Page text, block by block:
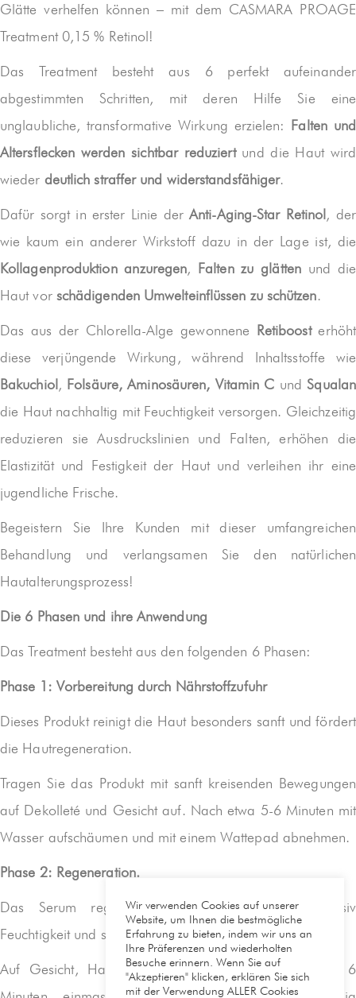
Glätte verhelfen können – mit dem CASMARA PROAGE
Treatment 0,15 % Retinol!
Das Treatment besteht aus 6 perfekt aufeinander
abgestimmten Schritten, mit deren Hilfe Sie eine
unglaubliche, transformative Wirkung erzielen: Falten und
Altersflecken werden sichtbar reduziertund die Haut wird
wieder deutlich straffer und widerstandsfähiger.
Dafür sorgt in erster Linie derAnti-Aging-Star Retinol, der
wie kaum ein anderer Wirkstoff dazu in der Lage ist, die
Kollagenproduktion anzuregen, Falten zu glättenund die
Haut vor schädigenden Umwelteinflüssen zu schützen.
Das aus der Chlorella-Alge gewonnene Retiboosterhöht
diese verjüngende Wirkung, während Inhaltsstoffe wie
Bakuchiol, Folsäure, Aminosäuren, Vitamin C und Squalan
die Haut nachhaltig mit Feuchtigkeit versorgen. Gleichzeitig
reduzieren sie Ausdruckslinien und Falten, erhöhen die
Elastizität und Festigkeit der Haut und verleihen ihr eine
jugendliche Frische.
Begeistern Sie Ihre Kunden mit dieser umfangreichen
Behandlung und verlangsamen Sie den natürlichen
Hautalterungsprozess!
Die 6 Phasen und ihre Anwendung
Das Treatment besteht aus den folgenden 6 Phasen:
Phase 1: Vorbereitung durch Nährstoffzufuhr
Dieses Produkt reinigt die Haut besonders sanft und fördert
die Hautregeneration.
Tragen Sie das Produkt mit sanft kreisenden Bewegungen
auf Dekolleté und Gesicht auf. Nach etwa 5-6 Minuten mit
Wasser aufschäumen und mit einem Wattepad abnehmen.
Phase 2: Regeneration.
Das Serum regeneriert die Haut, spendet intensiv
Feuchtigkeit und steigert ihre Elastizität.
Auf Gesicht, Hals und Dekolleté auftragen und ca. 6
Wir verwenden Cookies auf unserer
Website, um Ihnen die bestmögliche
Erfahrung zu bieten, indem wir uns an
Ihre Präferenzen und wiederholten
Besuche erinnern. Wenn Sie auf
"Akzeptieren" klicken, erklären Sie sich
mit der Verwendung ALLER Cookies